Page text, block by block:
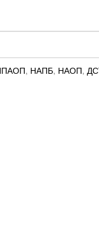
, НАПБ, НАОП,